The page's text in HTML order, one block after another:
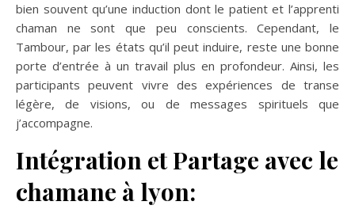
bien souvent qu’une induction dont le patient et l’apprenti
chaman ne sont que peu conscients. Cependant, le
Tambour, par les états qu’il peut induire, reste une bonne
porte d’entrée à un travail plus en profondeur. Ainsi, les
participants peuvent vivre des expériences de transe
légère, de visions, ou de messages spirituels que
j’accompagne.
Intégration et Partage avec le
chamane à lyon: